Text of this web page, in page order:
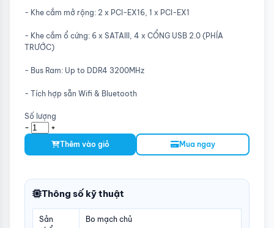
- Khe cắm mở rộng: 2 x PCI-EX16, 1 x PCI-EX1
- Khe cắm ổ cứng: 6 x SATAIII, 4 x CỔNG USB 2.0 (PHÍA
TRƯỚC)
- Bus Ram: Up to DDR4 3200MHz
- Tích hợp sẵn Wifi & Bluetooth
Số lượng
- +
Thêm vào giỏ Mua ngay
Thông số kỹ thuật
Sản
Bo mạch chủ